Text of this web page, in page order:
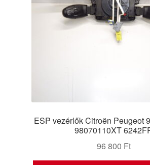
ESP vezérlők Citroën Peugeot
98070110XT
96 800 Ft